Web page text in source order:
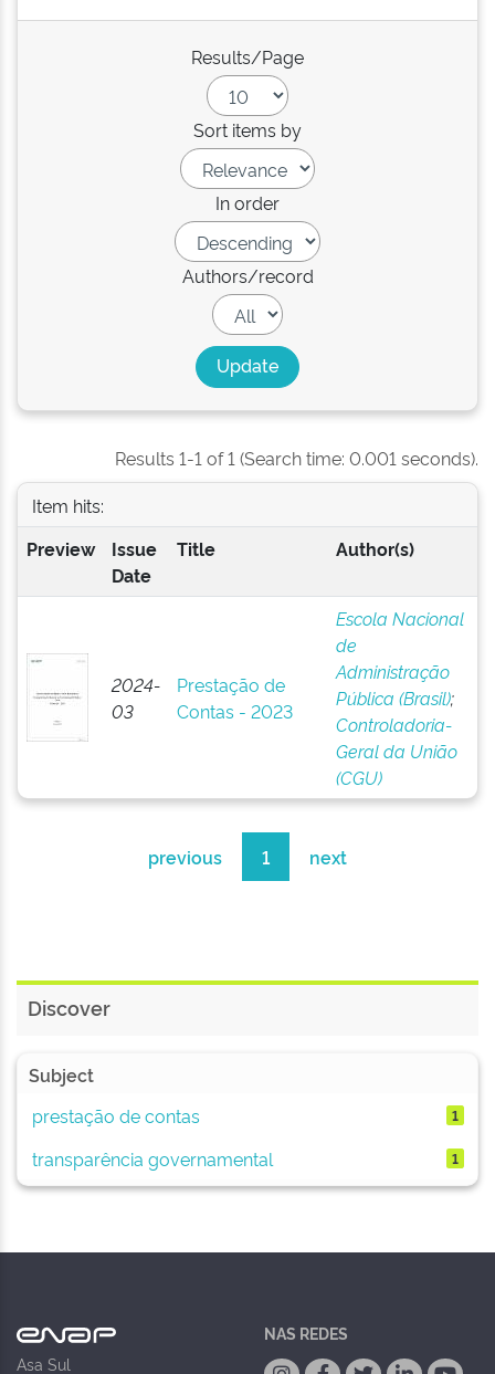
Results/Page
Sort items by
In order
Authors/record
Results 1-1 of 1 (Search time: 0.001 seconds).
Item hits:
Preview
Issue
Date
Title Author(s)
2024-
03
Prestação de
Contas - 2023
Escola Nacional
de
Administração
Pública (Brasil);
Controladoria-
Geral da União
(CGU)
previous 1 next
Discover
Subject
prestação de contas
1
transparência governamental 1
Asa Sul
NAS REDES